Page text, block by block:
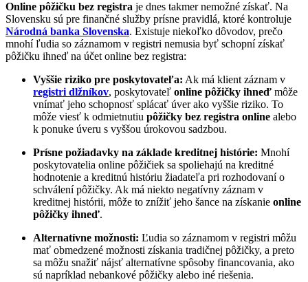
Online pôžičku bez registra je dnes takmer nemožné získať. Na
Slovensku sú pre finančné služby prísne pravidlá, ktoré kontroluje
Národná banka Slovenska. Existuje niekoľko dôvodov, prečo
mnohí ľudia so záznamom v registri nemusia byť schopní získať
pôžičku ihneď na účet online bez registra:
Vyššie riziko pre poskytovateľa: Ak má klient záznam v
registri dlžníkov, poskytovateľ online pôžičky ihneď môže
vnímať jeho schopnosť splácať úver ako vyššie riziko. To
môže viesť k odmietnutiu pôžičky bez registra online alebo
k ponuke úveru s vyššou úrokovou sadzbou.
Prísne požiadavky na základe kreditnej histórie: Mnohí
poskytovatelia online pôžičiek sa spoliehajú na kreditné
hodnotenie a kreditnú históriu žiadateľa pri rozhodovaní o
schválení pôžičky. Ak má niekto negatívny záznam v
kreditnej histórii, môže to znížiť jeho šance na získanie online
pôžičky ihneď.
Alternatívne možnosti: Ľudia so záznamom v registri môžu
mať obmedzené možnosti získania tradičnej pôžičky, a preto
sa môžu snažiť nájsť alternatívne spôsoby financovania, ako
sú napríklad nebankové pôžičky alebo iné riešenia.